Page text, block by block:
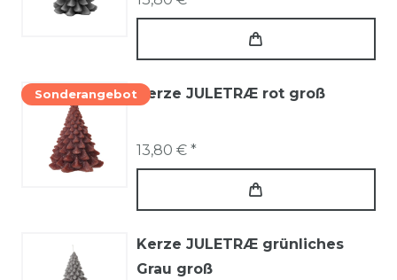
SonderangebotKerze JULETRÆ rot groß
13,80 € *
Kerze JULETRÆ grünliches
Grau groß